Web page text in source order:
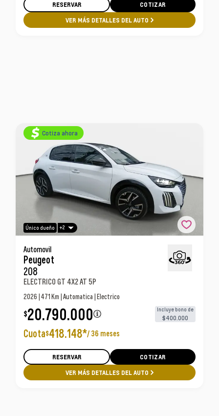
RESERVAR
COTIZAR
VER MÁS DETALLES DEL AUTO
Cotiza ahora
Único dueño +2
Peugeot 208 Electrico Gt 4x2 At 5p Automovil
Automovil
Peugeot
208
ELECTRICO GT 4X2 AT 5P
2026 | 471 Km | Automatica | Electrico
$20.790.000 Incluye bono de
$400.000
Cuota$418.148*/36 meses
RESERVAR
COTIZAR
VER MÁS DETALLES DEL AUTO